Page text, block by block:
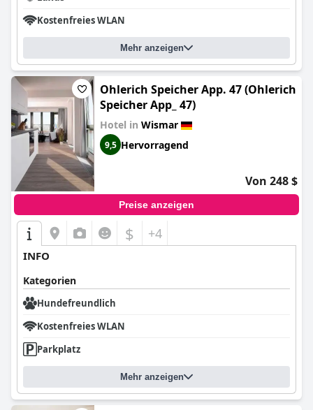
Kostenfreies WLAN
Mehr anzeigen
Ohlerich Speicher App. 47 (Ohlerich
Speicher App_ 47)
Hotel in Wismar
9,5 Hervorragend
Von 248 $
Preise anzeigen
$ +4
INFO
Kategorien
Hundefreundlich
Kostenfreies WLAN
Parkplatz
Mehr anzeigen